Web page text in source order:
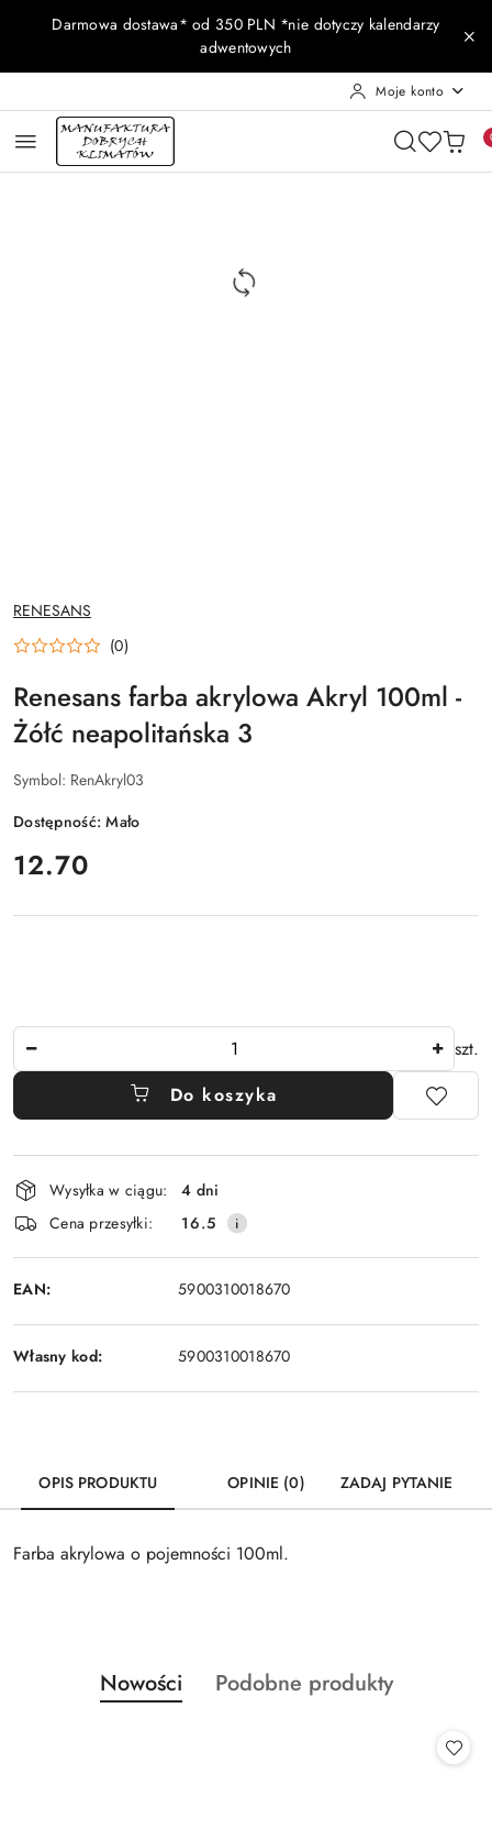
Przejdź do treści głównej
Przejdź do wyszukiwarki
Przejdź do moje konto
Przejdź do menu głównego
Przejdź do opisu produktu
Przejdź do stopki
Darmowa dostawa* od 350 PLN *nie dotyczy kalendarzy
adwentowych
Moje konto
NAZWA
PRODUCENTA:
RENESANS
(0)
Renesans farba akrylowa Akryl 100ml -
Żółć neapolitańska 3
Symbol: RenAkryl03
Dostępność:Mało
cena:
12.70
szt.
Do koszyka
Dostępność
i
dostawa
Wysyłka w ciągu:
4 dni
Cena przesyłki:
16.5
EAN: 5900310018670
Własny kod: 5900310018670
OPIS PRODUKTU OPINIE (0) ZADAJ PYTANIE
Farba akrylowa o pojemności 100ml.
Pomiń karuzelę produktów
Produkty
o
Nowości
Produkty
Podobne produkty